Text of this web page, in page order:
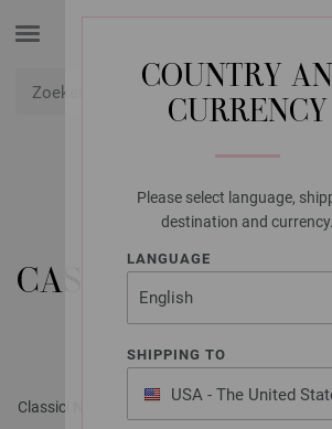
COUNTRY
CURRENCY
Please select language,
destination and currency.
LANGUAGE
SHIPPING TO
USA - The United
of America
LANA GROSSA
TRUI ALTA
CASHMERE 16 &
SOFT
Classici No. 23 - Tijdschrift (DE) +